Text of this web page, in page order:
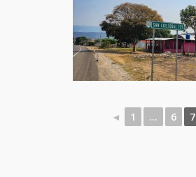
◄ 1 ... 6 7